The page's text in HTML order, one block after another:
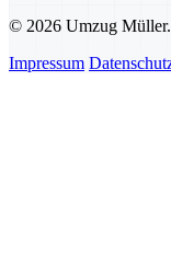
© 2026 Umzug
Impressum